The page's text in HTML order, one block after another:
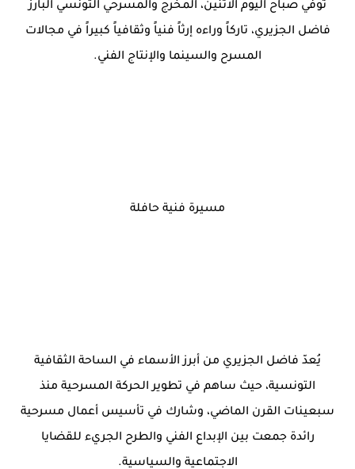
توفي صباح اليوم الاثنين، المخرج والمسرحي التونسي البارز
فاضل الجزيري، تاركاً وراءه إرثاً فنياً وثقافياً كبيراً في مجالات
المسرح والسينما والإنتاج الفني.
مسيرة فنية حافلة
يُعدّ فاضل الجزيري من أبرز الأسماء في الساحة الثقافية
التونسية، حيث ساهم في تطوير الحركة المسرحية منذ
سبعينات القرن الماضي، وشارك في تأسيس أعمال مسرحية
رائدة جمعت بين الإبداع الفني والطرح الجريء للقضايا
الاجتماعية والسياسية.